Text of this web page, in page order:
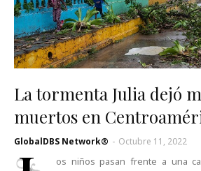
La tormenta Julia dejó
muertos en
GlobalDBS Network® - Octubre 11, 2022
os niños pasan frente a una